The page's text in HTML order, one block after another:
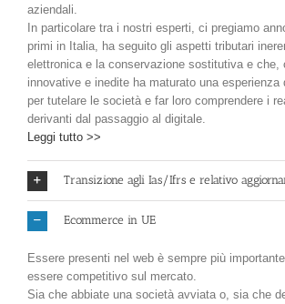
aziendali.
In particolare tra i nostri esperti, ci pregiamo
primi in Italia, ha seguito gli aspetti tributari
elettronica e la conservazione sostitutiva e che,
innovative e inedite ha maturato una esperienza
per tutelare le società e far loro comprendere i
derivanti dal passaggio al digitale.
Leggi tutto >>
Transizione agli Ias/Ifrs e relativo
Ecommerce in UE
Essere presenti nel web è sempre più
essere competitivo sul mercato.
Sia che abbiate una società avviata o, sia che